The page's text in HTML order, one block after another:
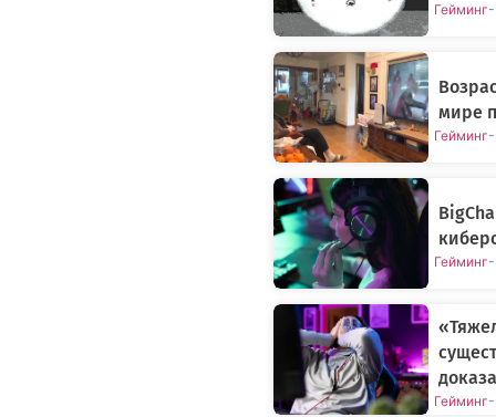
Гейминг
мире
Гейминг
Гейминг
Гейминг